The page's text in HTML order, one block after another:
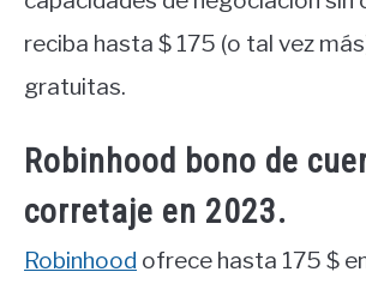
reciba hasta $ 175 (o tal vez
gratuitas.
Robinhood bono de
corretaje en 2023.
Robinhood ofrece hasta 175 $